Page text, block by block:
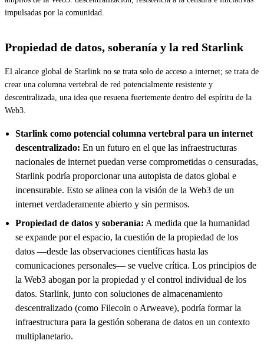
impulsadas por la comunidad.
Propiedad de datos, soberanía y la red Starlink
El alcance global de Starlink no se trata solo de acceso a internet; se trata de
crear una columna vertebral de red potencialmente resistente y
descentralizada, una idea que resuena fuertemente dentro del espíritu de la
Web3.
Starlink como potencial columna vertebral para un internet
descentralizado: En un futuro en el que las infraestructuras
nacionales de internet puedan verse comprometidas o censuradas,
Starlink podría proporcionar una autopista de datos global e
incensurable. Esto se alinea con la visión de la Web3 de un
internet verdaderamente abierto y sin permisos.
Propiedad de datos y soberanía: A medida que la humanidad
se expande por el espacio, la cuestión de la propiedad de los
datos —desde las observaciones científicas hasta las
comunicaciones personales— se vuelve crítica. Los principios de
la Web3 abogan por la propiedad y el control individual de los
datos. Starlink, junto con soluciones de almacenamiento
descentralizado (como Filecoin o Arweave), podría formar la
infraestructura para la gestión soberana de datos en un contexto
multiplanetario.